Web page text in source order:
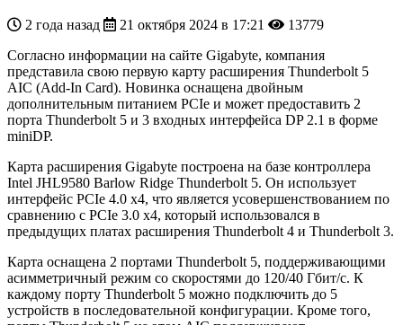
2 года назад 21 октября 2024 в 17:21
13779
Согласно информации на сайте Gigabyte, компания
представила свою первую карту расширения Thunderbolt 5
AIC (Add-In Card). Новинка оснащена двойным
дополнительным питанием PCIe и может предоставить 2
порта Thunderbolt 5 и 3 входных интерфейса DP 2.1 в форме
miniDP.
Карта расширения Gigabyte построена на базе контроллера
Intel JHL9580 Barlow Ridge Thunderbolt 5. Он использует
интерфейс PCIe 4.0 x4, что является усовершенствованием по
сравнению с PCIe 3.0 x4, который использовался в
предыдущих платах расширения Thunderbolt 4 и Thunderbolt 3.
Карта оснащена 2 портами Thunderbolt 5, поддерживающими
асимметричный режим со скоростями до 120/40 Гбит/с. К
каждому порту Thunderbolt 5 можно подключить до 5
устройств в последовательной конфигурации. Кроме того,